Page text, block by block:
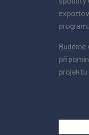
program.
Budeme
projektu